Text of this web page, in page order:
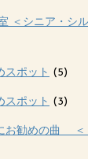
＜シニア・シ
スポット (5)
スポット (3)
お勧めの曲 ＜